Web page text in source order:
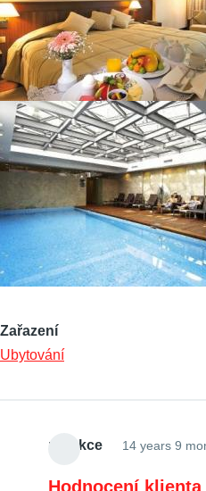
Zařazení
Ubytování
redakce 14 years 9
Hodnocení klienta